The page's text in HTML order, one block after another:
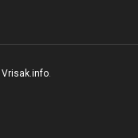
Vrisak.info.